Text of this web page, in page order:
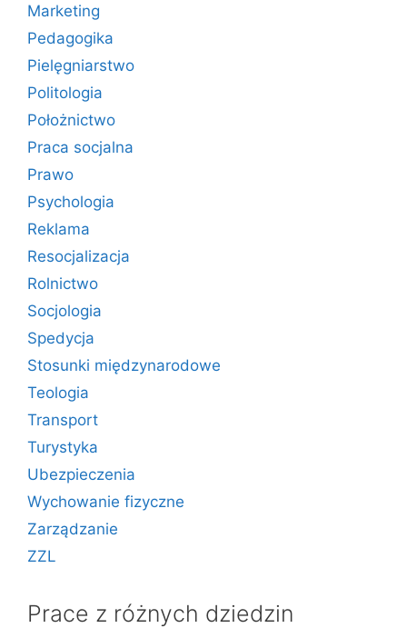
Marketing
Pedagogika
Pielęgniarstwo
Politologia
Położnictwo
Praca socjalna
Prawo
Psychologia
Reklama
Resocjalizacja
Rolnictwo
Socjologia
Spedycja
Stosunki międzynarodowe
Teologia
Transport
Turystyka
Ubezpieczenia
Wychowanie fizyczne
Zarządzanie
ZZL
Prace z różnych dziedzin